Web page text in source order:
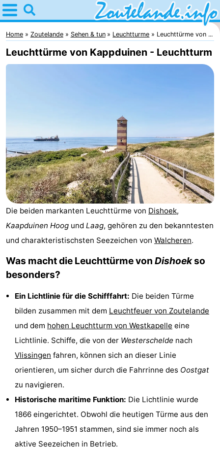
Home
Zoutelande
Tipps
Langstraat
Webcam
Strand
Übernachten
Appartements
-
Aparthotel
Zoutelande
Duinflat
-
Duinoord
-
Duinweg
-
Kurhaus
Residentie
Soutelande
Campingplätze
Ferienhäuser
De
Zandput
Duinzicht
Home Zoutelande Sehen & tun Leuchtturme Leuchttürme von ...
Leuchttürme von Kappduinen - Leuchtturm
Die beiden markanten Leuchttürme von Dishoek,
Kaapduinen Hoog und Laag, gehören zu den bekanntesten
und charakteristischsten Seezeichen von Walcheren.
Was macht die Leuchttürme von Dishoekso
besonders?
Ein Lichtlinie für die Schifffahrt: Die beiden Türme
bilden zusammen mit dem Leuchtfeuer von Zoutelande
und dem hohen Leuchtturm von Westkapelle eine
Lichtlinie. Schiffe, die von der Westerschelde nach
Vlissingen fahren, können sich an dieser Linie
orientieren, um sicher durch die Fahrrinne des Oostgat
zu navigieren.
Historische maritime Funktion: Die Lichtlinie wurde
1866 eingerichtet. Obwohl die heutigen Türme aus den
Jahren 1950–1951 stammen, sind sie immer noch als
aktive Seezeichen in Betrieb.